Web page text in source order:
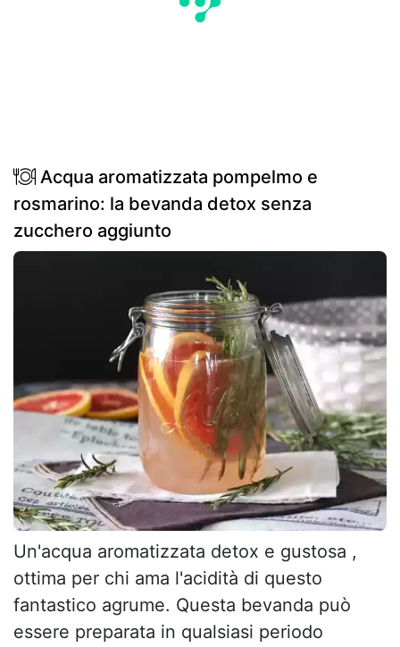
Acqua aromatizzata pompelmo e
rosmarino: la bevanda detox senza
zucchero aggiunto
Un'acqua aromatizzata detox e gustosa ,
ottima per chi ama l'acidità di questo
fantastico agrume. Questa bevanda può
essere preparata in qualsiasi periodo